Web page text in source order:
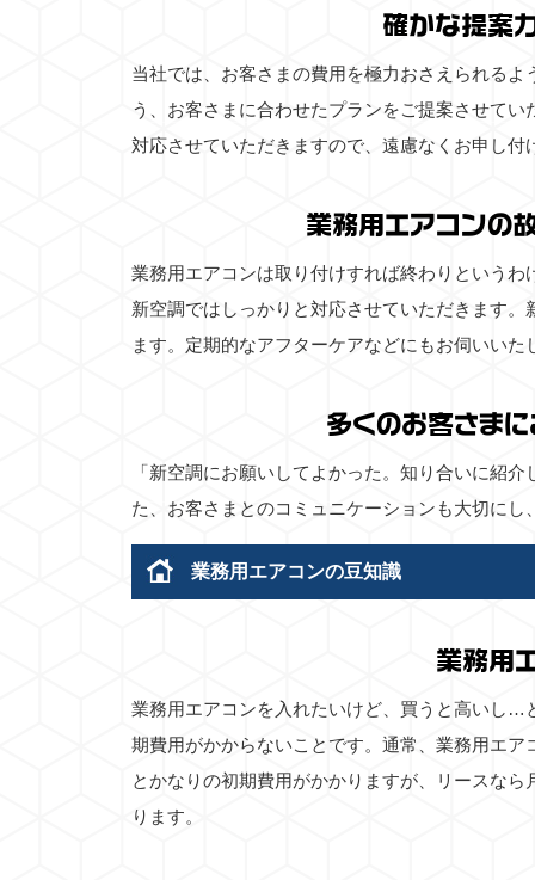
確かな提案
当社では、お客さまの費用を極力おさえられる
う、お客さまに合わせたプランをご提案させて
対応させていただきますので、遠慮なくお申し付
業務用エアコンの
業務用エアコンは取り付けすれば終わりという
新空調ではしっかりと対応させていただきます
ます。定期的なアフターケアなどにもお伺いい
多くのお客さま
「新空調にお願いしてよかった。知り合いに紹
た、お客さまとのコミュニケーションも大切に
業務用エアコンの豆知識
業務用
業務用エアコンを入れたいけど、買うと高いし…
期費用がかからないことです。通常、業務用エ
とかなりの初期費用がかかりますが、リースな
ります。